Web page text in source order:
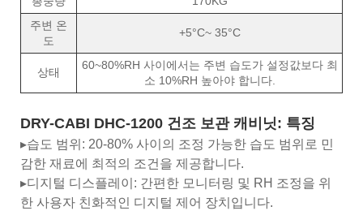
주변 온
도
+5°C~ 35°C
상태
60~80%RH 사이에서는 주변 습도가 설정값보다 최
소 10%RH 높아야 합니다.
DRY-CABI DHC-1200 건조 보관 캐비닛: 특징
▸습도 범위: 20-80% 사이의 조정 가능한 습도 범위로 민
감한 재료에 최적의 조건을 제공합니다.
▸디지털 디스플레이: 간편한 모니터링 및 RH 조정을 위
한 사용자 친화적인 디지털 제어 장치입니다.